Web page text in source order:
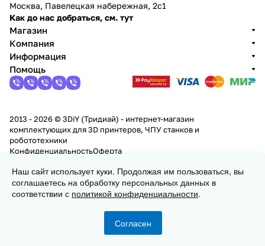
В корзину
Корзина Избранные
Москва, Павелецкая набережная, 2с1
Как до нас добраться, см. тут
Магазин
Компания
Информация
Помощь
2013 - 2026 © 3DiY (Тридиай) - интернет-магазин
комплектующих для 3D принтеров, ЧПУ станков и
робототехники
КонфиденциальностьОферта
Наш сайт использует куки. Продолжая им пользоваться, вы
соглашаетесь на обработку персональных данных в
соответствии с политикой конфиденциальности.
Согласен